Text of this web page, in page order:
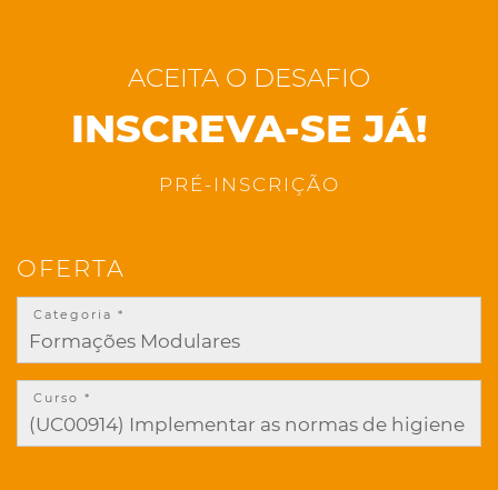
ACEITA O DESAFIO
INSCREVA-SE JÁ!
PRÉ-INSCRIÇÃO
OFERTA
Categoria *
Curso *